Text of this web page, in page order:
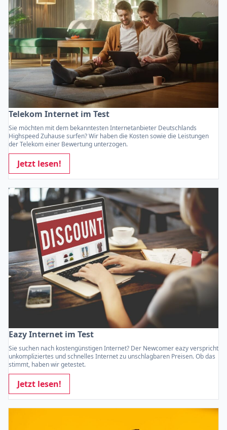
Telekom Internet im Test
Sie möchten mit dem bekanntesten Internetanbieter Deutschlands
Highspeed Zuhause surfen? Wir haben die Kosten sowie die Leistungen
der Telekom einer Bewertung unterzogen.
Jetzt lesen!
Eazy Internet im Test
Sie suchen nach kostengünstigen Internet? Der Newcomer eazy verspricht
unkompliziertes und schnelles Internet zu unschlagbaren Preisen. Ob das
stimmt, haben wir getestet.
Jetzt lesen!